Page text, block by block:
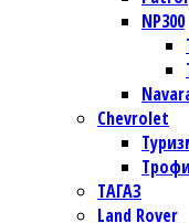
NP300
Chevrolet
TАГАЗ
Land Rover